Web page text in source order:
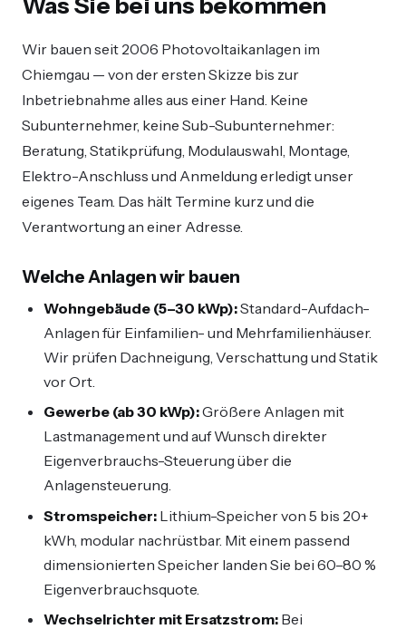
Wir bauen seit 2006 Photovoltaikanlagen im
Chiemgau — von der ersten Skizze bis zur
Inbetriebnahme alles aus einer Hand. Keine
Subunternehmer, keine Sub-Subunternehmer:
Beratung, Statikprüfung, Modulauswahl, Montage,
Elektro-Anschluss und Anmeldung erledigt unser
eigenes Team. Das hält Termine kurz und die
Verantwortung an einer Adresse.
Welche Anlagen wir bauen
Wohngebäude (5–30 kWp):Standard-Aufdach-
Anlagen für Einfamilien- und Mehrfamilienhäuser.
Wir prüfen Dachneigung, Verschattung und Statik
vor Ort.
Gewerbe (ab 30 kWp):Größere Anlagen mit
Lastmanagement und auf Wunsch direkter
Eigenverbrauchs-Steuerung über die
Anlagensteuerung.
Stromspeicher: Lithium-Speicher von 5 bis 20+
kWh, modular nachrüstbar. Mit einem passend
dimensionierten Speicher landen Sie bei 60–80 %
Eigenverbrauchsquote.
Wechselrichter mit Ersatzstrom: Bei